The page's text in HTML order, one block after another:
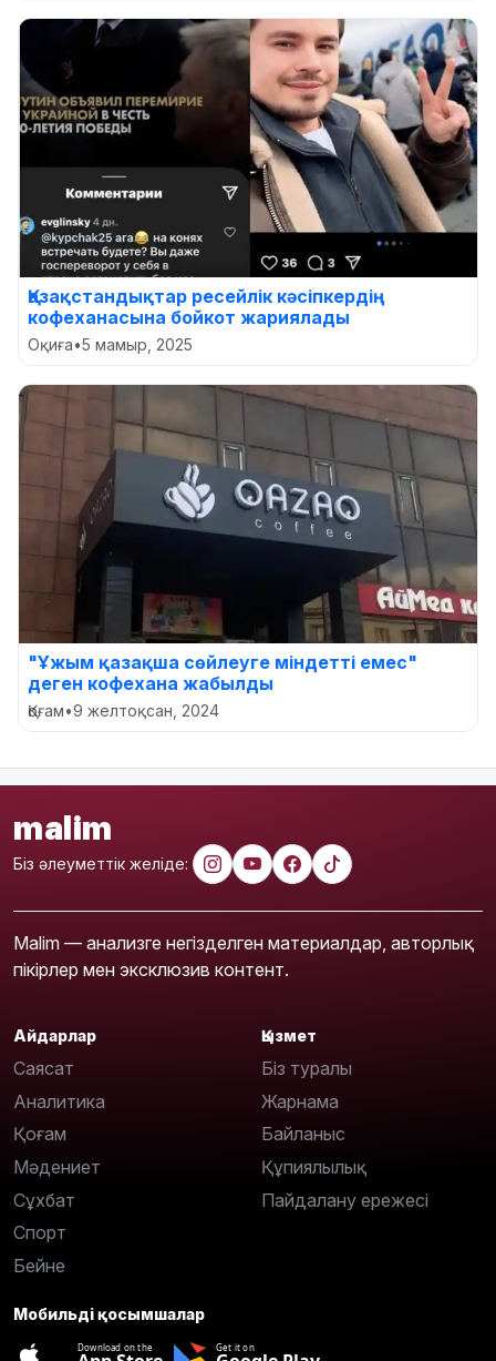
Қазақстандықтар ресейлік кәсіпкердің
кофеханасына бойкот жариялады
Оқиға•5 мамыр, 2025
"Ұжым қазақша сөйлеуге міндетті емес"
деген кофехана жабылды
Қоғам•9 желтоқсан, 2024
malim
Біз әлеуметтік желіде:
Malim — анализге негізделген материалдар, авторлық
пікірлер мен эксклюзив контент.
Айдарлар
Саясат
Аналитика
Қоғам
Мәдениет
Сұхбат
Спорт
Бейне
Қызмет
Біз туралы
Жарнама
Байланыс
Құпиялылық
Пайдалану ережесі
Мобильді қосымшалар
Download on the Get it on